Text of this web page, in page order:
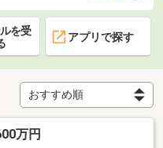
を受
アプリで探す
万円